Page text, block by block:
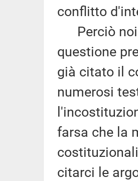
conflitto
Perciò noi
questione
già citato il
numerosi
farsa che la
citarci le